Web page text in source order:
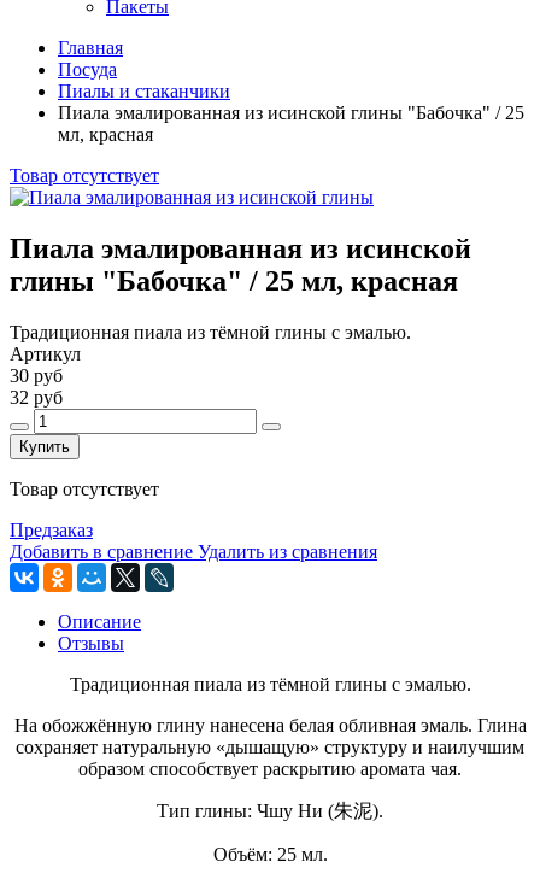
Пакеты
Главная
Посуда
Пиалы и стаканчики
Пиала эмалированная из исинской глины "Бабочка" / 25
мл, красная
Товар отсутствует
Пиала эмалированная из исинской
глины "Бабочка" / 25 мл, красная
Традиционная пиала из тёмной глины с эмалью.
Артикул
30 руб
32 руб
Купить
Товар отсутствует
Предзаказ
Добавить в сравнение Удалить из сравнения
Описание
Отзывы
Традиционная пиала из тёмной глины с эмалью.
На обожжённую глину нанесена белая обливная эмаль. Глина
сохраняет натуральную «дышащую» структуру и наилучшим
образом способствует раскрытию аромата чая.
Тип глины: Чшу Ни (朱泥).
Объём: 25 мл.